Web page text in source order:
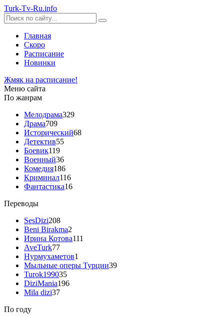
Turk-Tv-Ru.info
Главная
Скоро
Расписание
Новинки
Жмяк на расписание!
Меню сайта
По жанрам
Мелодрама329
Драма709
Исторический68
Детектив55
Боевик119
Военный36
Комедия186
Криминал116
Фантастика16
Переводы
SesDizi208
Beni Birakma2
Ирина Котова111
AveTurk77
Нурмухаметов1
Мыльные оперы Турции39
Turok199035
DiziMania196
Mila dizi37
По году